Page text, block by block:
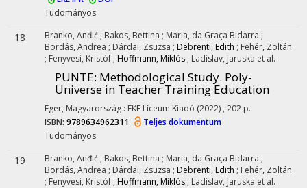
Tudományos
18 Branko, Anđić ; Bakos, Bettina ; Maria, da Graça Bidarra ;
Bordás, Andrea ; Dárdai, Zsuzsa ; Debrenti, Edith ; Fehér, Zoltán
; Fenyvesi, Kristóf ; Hoffmann, Miklós ; Ladislav, Jaruska et al.
PUNTE: Methodological Study. Poly-
Universe in Teacher Training Education
Eger, Magyarország : EKE Líceum Kiadó (2022) , 202 p.
ISBN: 9789634962311
Teljes dokumentum
Tudományos
19 Branko, Anđić ; Bakos, Bettina ; Maria, da Graça Bidarra ;
Bordás, Andrea ; Dárdai, Zsuzsa ; Debrenti, Edith ; Fehér, Zoltán
; Fenyvesi, Kristóf ; Hoffmann, Miklós ; Ladislav, Jaruska et al.